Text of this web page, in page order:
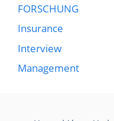
FORSCHUNG
Insurance
Interview
Management